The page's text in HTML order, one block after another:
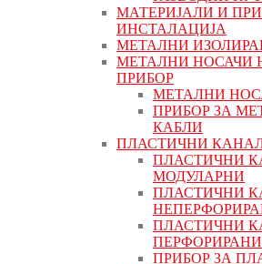
МАТЕРИЈАЛИ И
ИНСТАЛАЦИЈА
МЕТАЛНИ
МЕТАЛНИ НОСАЧИ
ПРИБОР
МЕТАЛНИ
ПРИБОР ЗА
КАБЛИ
ПЛАСТИЧНИ
ПЛАСТИЧНИ
МОДУЛАРНИ
ПЛАСТИЧНИ
ПЛАСТИЧНИ
ПЕРФОРИРАНИ
ПРИБОР ЗА